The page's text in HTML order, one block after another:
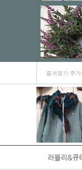
즐겨찾기 추가
러블리&큐